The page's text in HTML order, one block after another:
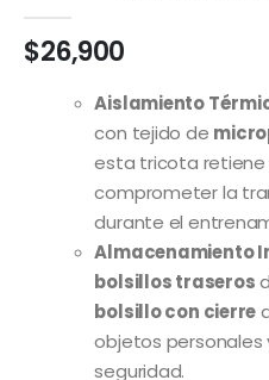
$26,900
Aislamiento
con tejido de
esta tricota retiene
comprometer la
durante el
Almacenamiento
bolsillos traseros
bolsillo con cierre
objetos
seguridad.